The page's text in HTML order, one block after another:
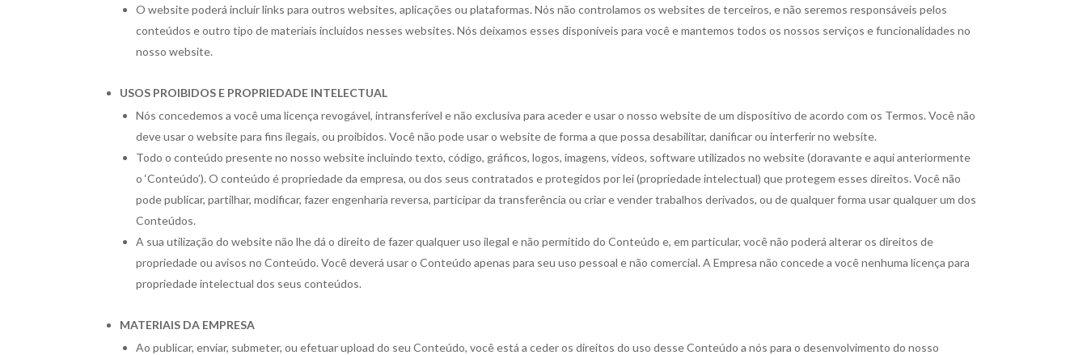
O website poderá incluir links para outros websites, aplicações ou plataformas. Nós não controlamos os websites de terceiros, e não seremos responsáveis pelos
conteúdos e outro tipo de materiais incluídos nesses websites. Nós deixamos esses disponíveis para você e mantemos todos os nossos serviços e funcionalidades no
nosso website.
USOS PROIBIDOS E PROPRIEDADE INTELECTUAL
Nós concedemos a você uma licença revogável, intransferível e não exclusiva para aceder e usar o nosso website de um dispositivo de acordo com os Termos. Você não
deve usar o website para fins ilegais, ou proibidos. Você não pode usar o website de forma a que possa desabilitar, danificar ou interferir no website.
Todo o conteúdo presente no nosso website incluindo texto, código, gráficos, logos, imagens, vídeos, software utilizados no website (doravante e aqui anteriormente
o ‘Conteúdo’). O conteúdo é propriedade da empresa, ou dos seus contratados e protegidos por lei (propriedade intelectual) que protegem esses direitos. Você não
pode publicar, partilhar, modificar, fazer engenharia reversa, participar da transferência ou criar e vender trabalhos derivados, ou de qualquer forma usar qualquer um dos
Conteúdos.
A sua utilização do website não lhe dá o direito de fazer qualquer uso ilegal e não permitido do Conteúdo e, em particular, você não poderá alterar os direitos de
propriedade ou avisos no Conteúdo. Você deverá usar o Conteúdo apenas para seu uso pessoal e não comercial. A Empresa não concede a você nenhuma licença para
propriedade intelectual dos seus conteúdos.
MATERIAIS DA EMPRESA
Ao publicar, enviar, submeter, ou efetuar upload do seu Conteúdo, você está a ceder os direitos do uso desse Conteúdo a nós para o desenvolvimento do nosso